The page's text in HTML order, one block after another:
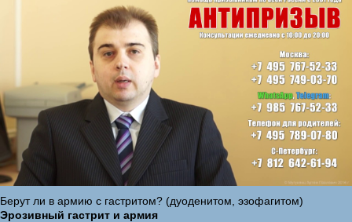
Берут ли в армию с гастритом? (дуоденитом, эзофагитом)
Эрозивный гастрит и армия